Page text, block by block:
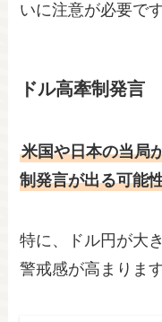
いに注意が必要です
ドル高牽制発言
米国や日本の当局
制発言が出る可能
特に、ドル円が大
警戒感が高まります